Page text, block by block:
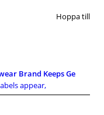
Hoppa till
Brand Keeps Ge
appear,